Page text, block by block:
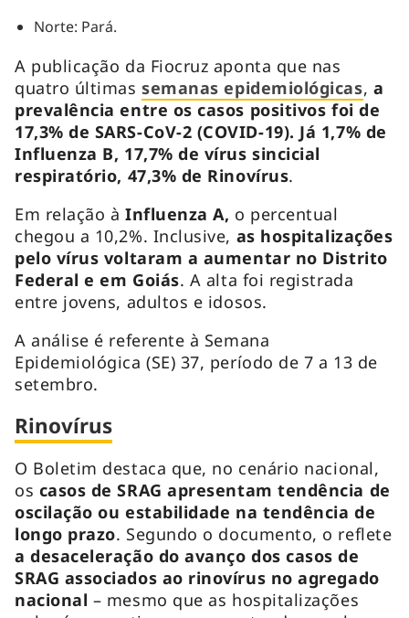
Norte: Pará.
A publicação da Fiocruz aponta que nas
quatro últimassemanas epidemiológicas, a
prevalência entre os casos positivos foi de
17,3% de SARS-CoV-2 (COVID-19). Já 1,7% de
Influenza B, 17,7% de vírus sincicial
respiratório, 47,3% de Rinovírus.
Em relação àInfluenza A, o percentual
chegou a 10,2%. Inclusive, as hospitalizações
pelo vírus voltaram a aumentar no Distrito
Federal e em Goiás. A alta foi registrada
entre jovens, adultos e idosos.
A análise é referente à Semana
Epidemiológica (SE) 37, período de 7 a 13 de
setembro.
Rinovírus
O Boletim destaca que, no cenário nacional,
os casos de SRAG apresentam tendência de
oscilação ou estabilidade na tendência de
longo prazo. Segundo o documento, o reflete
a desaceleração do avanço dos casos de
SRAG associados ao rinovírus no agregado
nacional – mesmo que as hospitalizações